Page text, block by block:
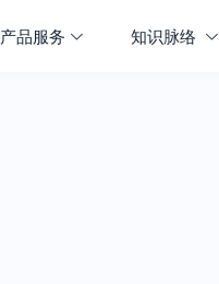
产品服务 知识脉络